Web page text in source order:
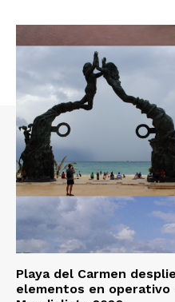
Playa del Carmen
elementos en operativo